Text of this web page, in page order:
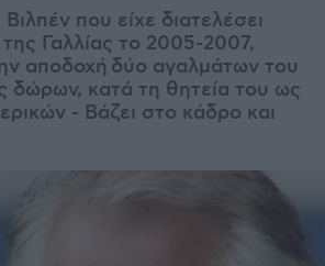
που είχε διατελέσει
Γαλλίας το 2005-2007,
αποδοχή δύο αγαλμάτων του
δώρων, κατά τη θητεία του ως
- Βάζει στο κάδρο και